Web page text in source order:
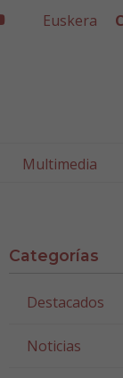
youtube
Euskera
Multimedia
Categorías
Destacados
Noticias